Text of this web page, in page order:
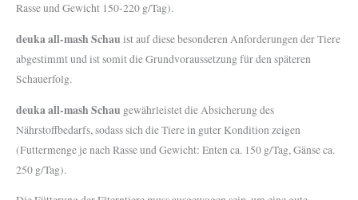
Rasse und Gewicht 150-220 g/Tag).
deuka all-mash Schau ist auf diese besonderen Anforderungen der Tiere
abgestimmt und ist somit die Grundvoraussetzung für den späteren
Schauerfolg.
deuka all-mash Schau gewährleistet die Absicherung des
Nährstoffbedarfs, sodass sich die Tiere in guter Kondition zeigen
(Futtermenge je nach Rasse und Gewicht: Enten ca. 150 g/Tag, Gänse ca.
250 g/Tag).